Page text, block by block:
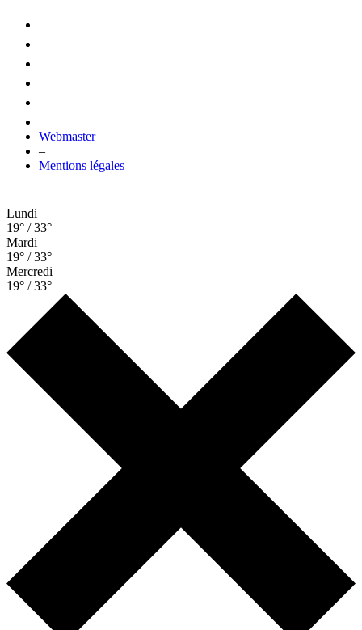
Webmaster
–
Mentions légales
Lundi
19° / 33°
Mardi
19° / 33°
Mercredi
19° / 33°